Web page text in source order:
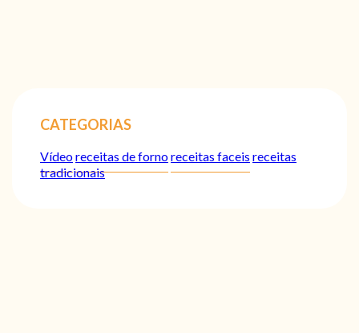
CATEGORIAS
Vídeoreceitas de fornoreceitas faceis receitas
tradicionais